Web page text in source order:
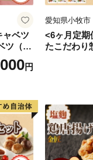
ャベツ
ツ（4P
円
愛知県小牧市
<6ヶ月定期
たこだわり